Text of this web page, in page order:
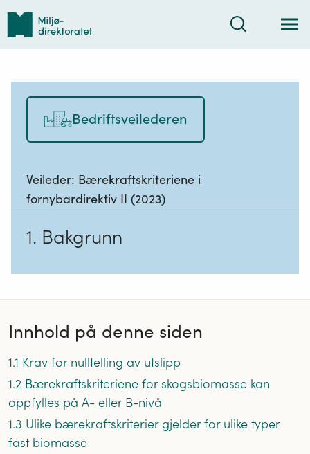
Tilbake
forsiden
Søk
Bedriftsveilederen
Veileder: Bærekraftskriteriene i
fornybardirektiv II (2023)
1. Bakgrunn
Innhold på denne siden
1.1 Krav for nulltelling av utslipp
1.2 Bærekraftskriteriene for skogsbiomasse kan
oppfylles på A- eller B-nivå
1.3 Ulike bærekraftskriterier gjelder for ulike typer
fast biomasse